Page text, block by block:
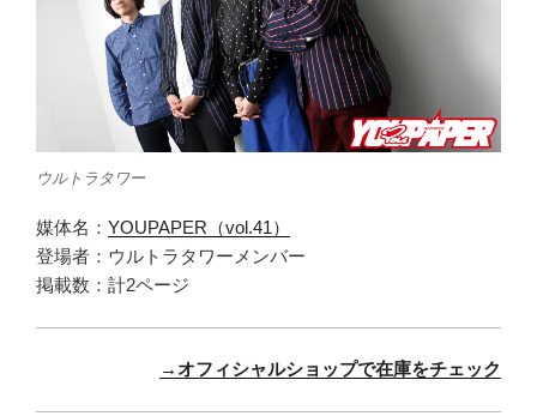
ウルトラタワー
媒体名： YOUPAPER（vol.41）
登場者：ウルトラタワーメンバー
掲載数：計2ページ
→オフィシャルショップで在庫をチェック